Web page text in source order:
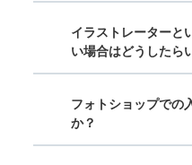
イラストレーターと
い場合はどうしたら
フォトショップでの
か？